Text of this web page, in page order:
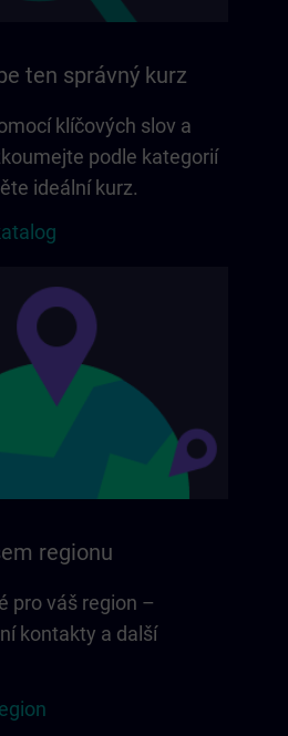
ten správný kurz
klíčových slov a
podle kategorií
ideální kurz.
regionu
pro váš region –
kontakty a další